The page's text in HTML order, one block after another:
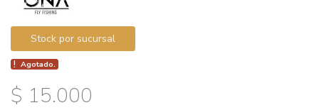
Stock por sucursal
Agotado.
$ 15.000